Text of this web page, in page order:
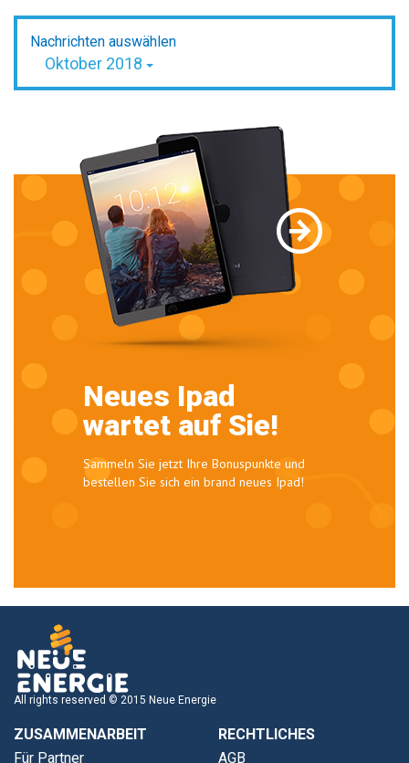
Nachrichten auswählen
Oktober 2018
Neues Ipad
wartet auf Sie!
Sammeln Sie jetzt Ihre Bonuspunkte und
bestellen Sie sich ein brand neues Ipad!
All rights reserved © 2015 Neue Energie
ZUSAMMENARBEIT
Für Partner
RECHTLICHES
AGB